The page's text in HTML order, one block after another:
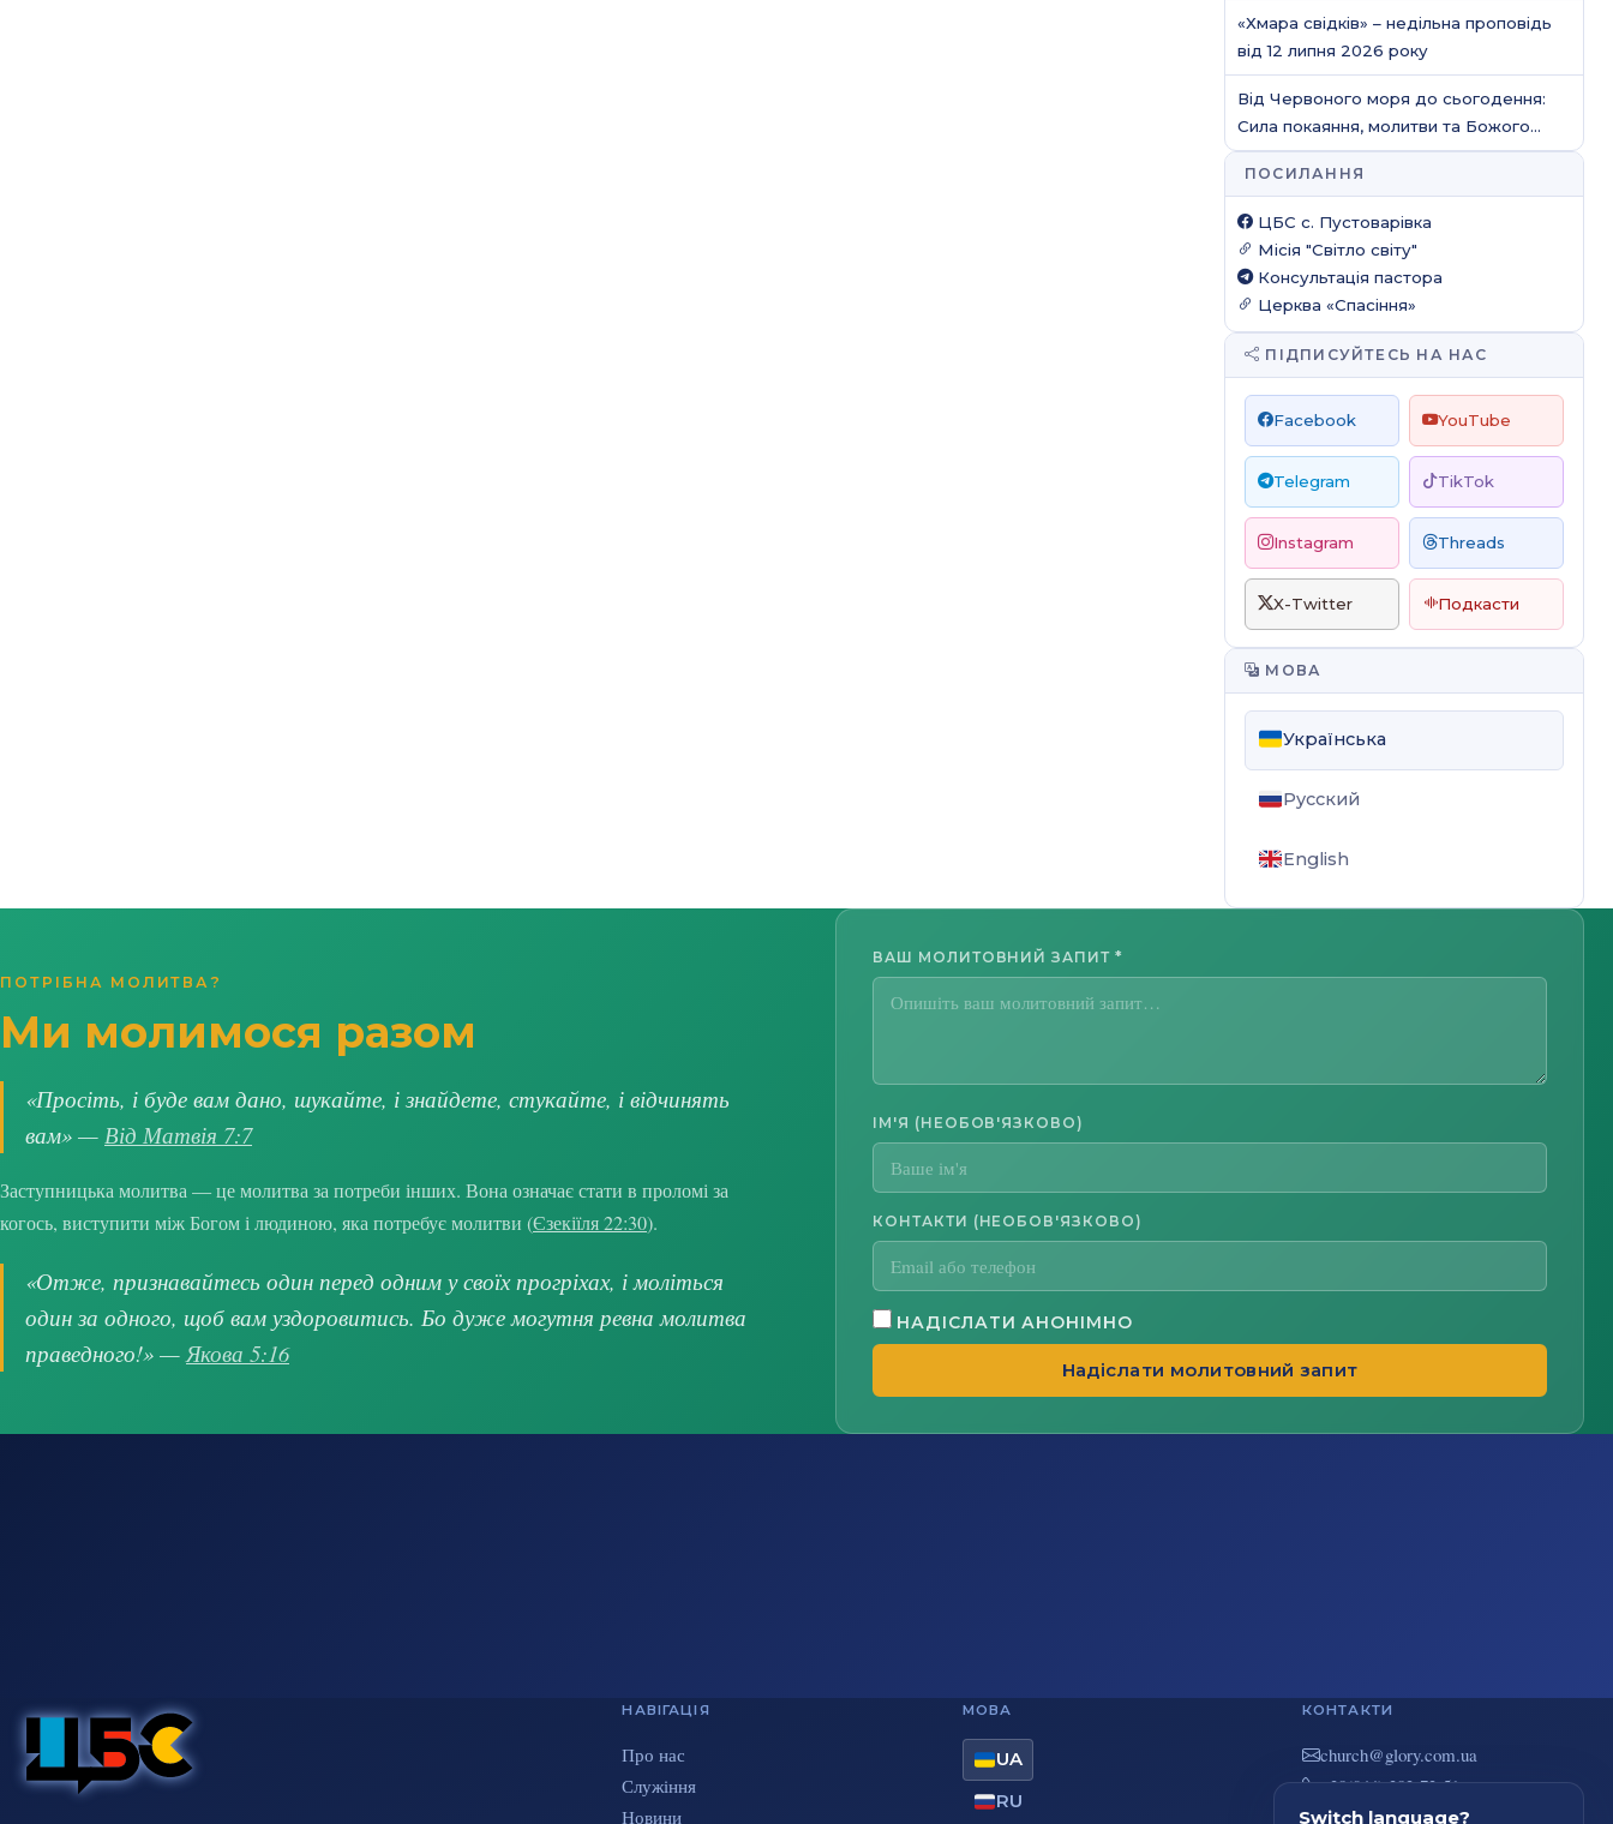
«Хмара свідків» – недільна проповідь
від 12 липня 2026 року
Від Червоного моря до сьогодення:
Сила покаяння, молитви та Божого
захисту
ПОСИЛАННЯ
ЦБС c. Пустоварівка
Місія "Світло світу"
Консультація пастора
Церква «Спасіння»
ПІДПИСУЙТЕСЬ НА НАС
Facebook YouTube
Telegram TikTok
Instagram Threads
X-Twitter Подкасти
МОВА
Українська
Русский
English
ПОТРІБНА МОЛИТВА?
Ми молимося разом
«Просіть, і буде вам дано, шукайте, і знайдете, стукайте, і відчинять
вам» — Від Матвія 7:7
Заступницька молитва — це молитва за потреби інших. Вона означає стати в проломі за
когось, виступити між Богом і людиною, яка потребує молитви (Єзекіїля 22:30).
«Отже, признавайтесь один перед одним у своїх прогріхах, і моліться
один за одного, щоб вам уздоровитись. Бо дуже могутня ревна молитва
праведного!» —Якова 5:16
ВАШ МОЛИТОВНИЙ ЗАПИТ *
ІМ'Я (НЕОБОВ'ЯЗКОВО)
КОНТАКТИ (НЕОБОВ'ЯЗКОВО)
НАДІСЛАТИ АНОНІМНО
Надіслати молитовний запит
НАВІГАЦІЯ
Про нас
Служіння
Новини
МОВА
UA
RU
КОНТАКТИ
au.moc.yrolg@hcruhc
+38(044) 383-73-51
вул. В. Покотила 7/2, Київ
Switch language?